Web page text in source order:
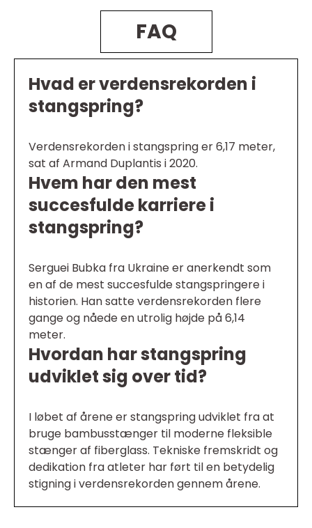
FAQ
Hvad er verdensrekorden i
stangspring?
Verdensrekorden i stangspring er 6,17 meter,
sat af Armand Duplantis i 2020.
Hvem har den mest
succesfulde karriere i
stangspring?
Serguei Bubka fra Ukraine er anerkendt som
en af de mest succesfulde stangspringere i
historien. Han satte verdensrekorden flere
gange og nåede en utrolig højde på 6,14
meter.
Hvordan har stangspring
udviklet sig over tid?
I løbet af årene er stangspring udviklet fra at
bruge bambusstænger til moderne fleksible
stænger af fiberglass. Tekniske fremskridt og
dedikation fra atleter har ført til en betydelig
stigning i verdensrekorden gennem årene.